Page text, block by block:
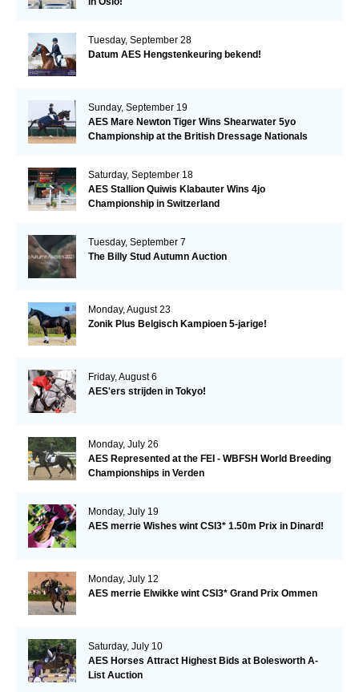
Tuesday, September 28
Datum AES Hengstenkeuring bekend!
Sunday, September 19
AES Mare Newton Tiger Wins Shearwater 5yo
Championship at the British Dressage Nationals
Saturday, September 18
AES Stallion Quiwis Klabauter Wins 4jo
Championship in Switzerland
Tuesday, September 7
The Billy Stud Autumn Auction
Monday, August 23
Zonik Plus Belgisch Kampioen 5-jarige!
Friday, August 6
AES'ers strijden in Tokyo!
Monday, July 26
AES Represented at the FEI - WBFSH World Breeding
Championships in Verden
Monday, July 19
AES merrie Wishes wint CSI3* 1.50m Prix in Dinard!
Monday, July 12
AES merrie Elwikke wint CSI3* Grand Prix Ommen
Saturday, July 10
AES Horses Attract Highest Bids at Bolesworth A-
List Auction